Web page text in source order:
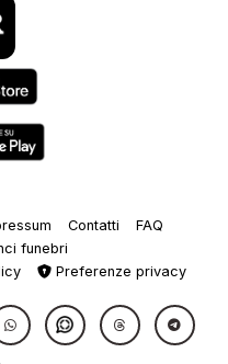
Contatti
FAQ
funebri
Preferenze privacy